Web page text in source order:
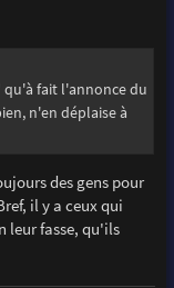
fait l'annonce du
n'en déplaise à
des gens pour
il y a ceux qui
leur fasse, qu'ils